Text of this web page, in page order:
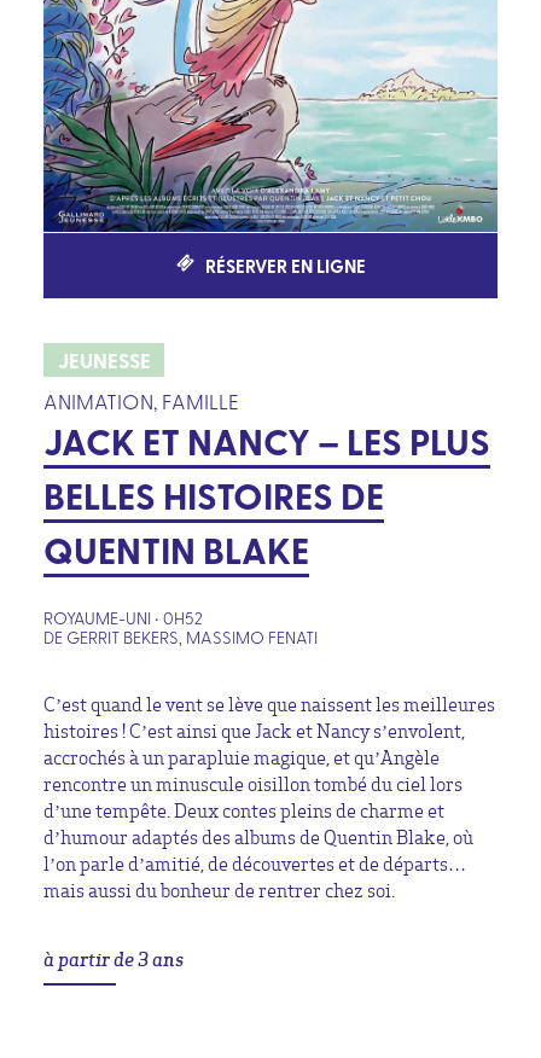
RÉSERVER EN LIGNE
JEUNESSE
ANIMATION, FAMILLE
JACK ET NANCY – LES PLUS
BELLES HISTOIRES DE
QUENTIN BLAKE
ROYAUME-UNI • 0H52
DE GERRIT BEKERS, MASSIMO FENATI
C’est quand le vent se lève que naissent les meilleures
histoires ! C’est ainsi que Jack et Nancy s’envolent,
accrochés à un parapluie magique, et qu’Angèle
rencontre un minuscule oisillon tombé du ciel lors
d’une tempête. Deux contes pleins de charme et
d’humour adaptés des albums de Quentin Blake, où
l’on parle d’amitié, de découvertes et de départs…
mais aussi du bonheur de rentrer chez soi.
à partir de 3 ans